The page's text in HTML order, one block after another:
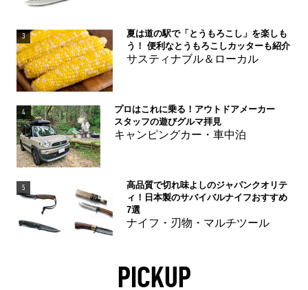
3
夏は道の駅で「とうもろこし」を楽しも
う！ 便利なとうもろこしカッターも紹介
サスティナブル＆ローカル
4
プロはこれに乗る！アウトドアメーカー
スタッフの遊びグルマ拝見
キャンピングカー・車中泊
5
高品質で切れ味よしのジャパンクオリテ
ィ！日本製のサバイバルナイフおすすめ
7選
ナイフ・刃物・マルチツール
PICKUP